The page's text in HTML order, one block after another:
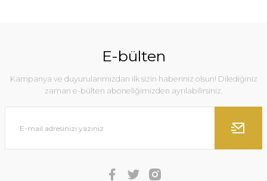
E-bülten
Kampanya ve duyurularımızdan ilk sizin haberiniz olsun! Dilediğiniz
zaman e-bülten aboneliğimizden ayrılabilirsiniz.